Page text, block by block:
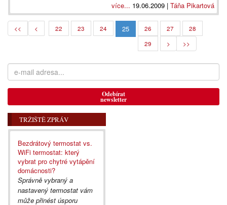
více... 19.06.2009 | Táňa Pikartová
<< < 22 23 24 25 26 27
28
29
> >>
Odebírat
newsletter
TRŽIŠTĚ ZPRÁV
Bezdrátový termostat vs.
WiFi termostat: který
vybrat pro chytré vytápění
domácnosti?
Správně vybraný a
nastavený termostat vám
může přinést úsporu